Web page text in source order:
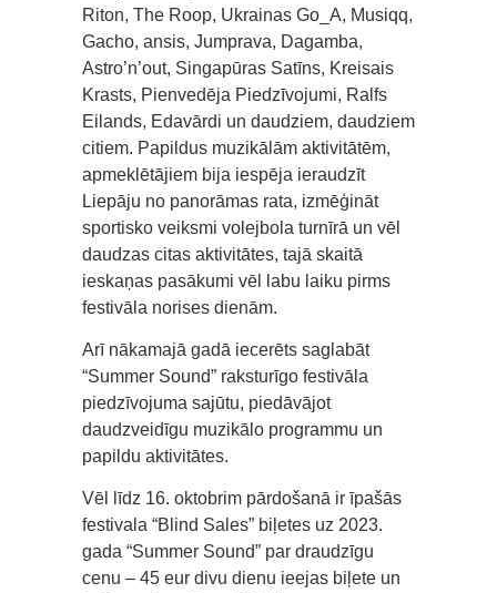
Riton, The Roop, Ukrainas Go_A, Musiqq,
Gacho, ansis, Jumprava, Dagamba,
Astro’n’out, Singapūras Satīns, Kreisais
Krasts, Pienvedēja Piedzīvojumi, Ralfs
Eilands, Edavārdi un daudziem, daudziem
citiem. Papildus muzikālām aktivitātēm,
apmeklētājiem bija iespēja ieraudzīt
Liepāju no panorāmas rata, izmēģināt
sportisko veiksmi volejbola turnīrā un vēl
daudzas citas aktivitātes, tajā skaitā
ieskaņas pasākumi vēl labu laiku pirms
festivāla norises dienām.
Arī nākamajā gadā iecerēts saglabāt
“Summer Sound” raksturīgo festivāla
piedzīvojuma sajūtu, piedāvājot
daudzveidīgu muzikālo programmu un
papildu aktivitātes.
Vēl līdz 16. oktobrim pārdošanā ir īpašās
festivala “Blind Sales” biļetes uz 2023.
gada “Summer Sound” par draudzīgu
cenu – 45 eur divu dienu ieejas biļete un